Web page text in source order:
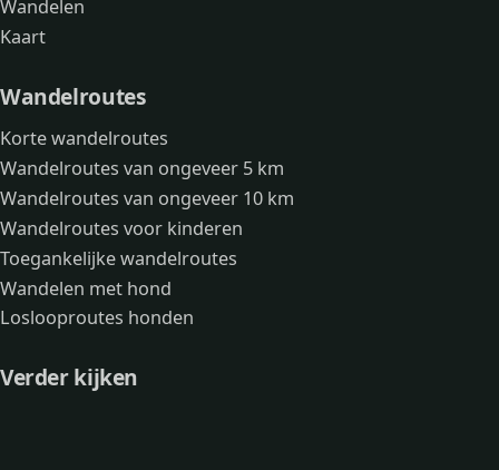
Wandelen
Kaart
Wandelroutes
Korte wandelroutes
Wandelroutes van ongeveer 5 km
Wandelroutes van ongeveer 10 km
Wandelroutes voor kinderen
Toegankelijke wandelroutes
Wandelen met hond
Loslooproutes honden
Verder kijken